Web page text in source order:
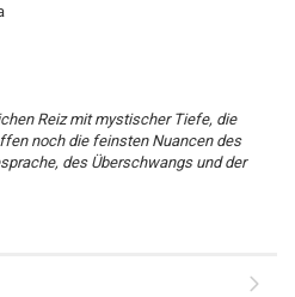
Reiz mit mystischer Tiefe, die
noch die feinsten Nuancen des
des Überschwangs und der